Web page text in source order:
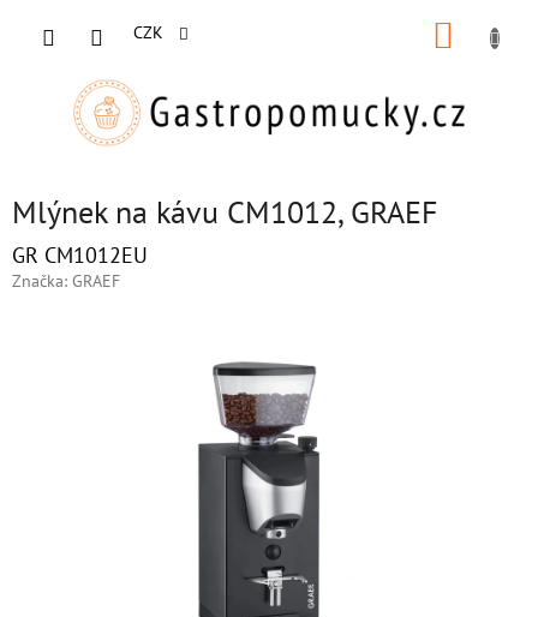
CZK
Mlýnek na kávu CM1012, GRAEF
GR CM1012EU
Značka: GRAEF